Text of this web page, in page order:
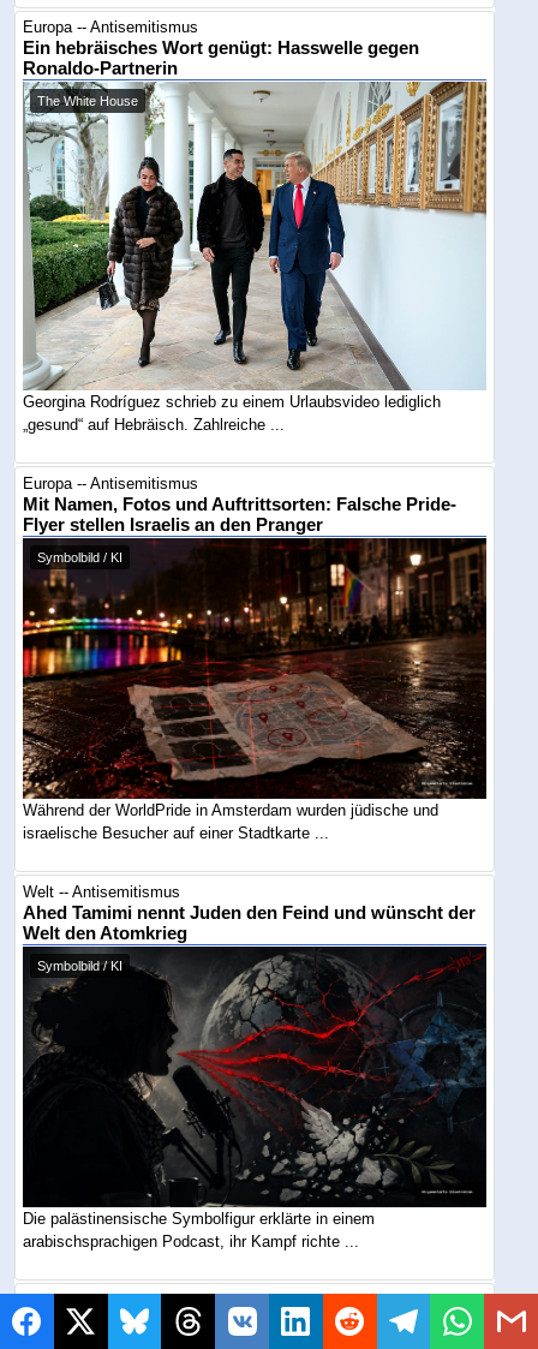
Europa -- Antisemitismus
Ein hebräisches Wort genügt: Hasswelle gegen
Ronaldo-Partnerin
The White House
Georgina Rodríguez schrieb zu einem Urlaubsvideo lediglich
„gesund“ auf Hebräisch. Zahlreiche ...
Europa -- Antisemitismus
Mit Namen, Fotos und Auftrittsorten: Falsche Pride-
Flyer stellen Israelis an den Pranger
Symbolbild / KI
Während der WorldPride in Amsterdam wurden jüdische und
israelische Besucher auf einer Stadtkarte ...
Welt -- Antisemitismus
Ahed Tamimi nennt Juden den Feind und wünscht der
Welt den Atomkrieg
Symbolbild / KI
Die palästinensische Symbolfigur erklärte in einem
arabischsprachigen Podcast, ihr Kampf richte ...
„Juden dürfen hier nicht sein“: Judenhass erreicht
Montreals Spielplätze